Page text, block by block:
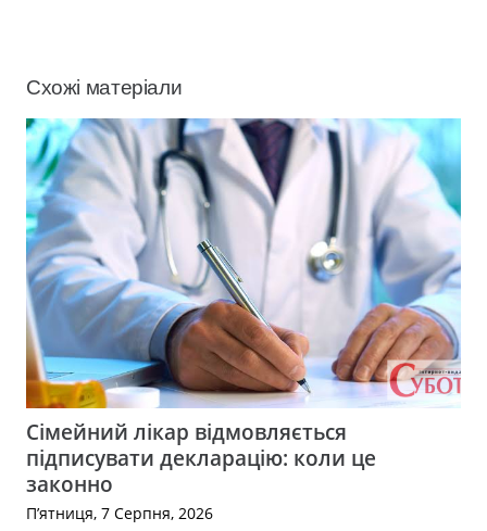
Схожі матеріали
Сімейний лікар відмовляється
підписувати декларацію: коли це
законно
П’ятниця, 7 Серпня, 2026